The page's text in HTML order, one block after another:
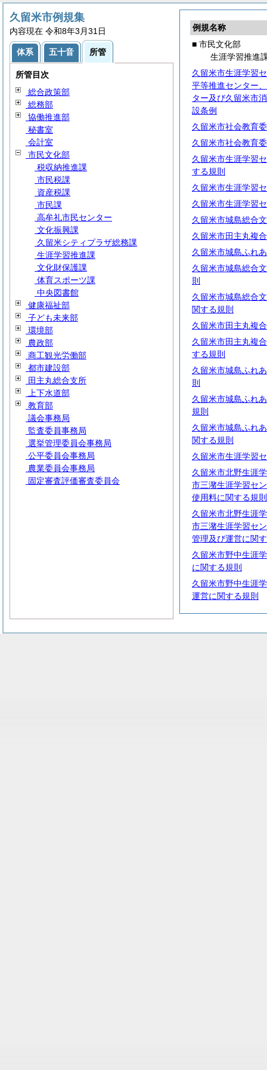
例規名称
■ 市民文化部
生涯学習推進
久留米市生涯学習
平等推進センター
ター及び久留米市
設条例
久留米市社会教育
久留米市社会教育
久留米市生涯学習
する規則
久留米市生涯学習
久留米市生涯学習
久留米市城島総合
久留米市田主丸複
久留米市城島ふれ
久留米市城島総合
則
久留米市城島総合
関する規則
久留米市田主丸複
久留米市田主丸複
する規則
久留米市城島ふれ
則
久留米市城島ふれ
規則
久留米市城島ふれ
関する規則
久留米市生涯学習
久留米市北野生涯
市三潴生涯学習セ
使用料に関する規則
久留米市北野生涯
市三潴生涯学習セ
管理及び運営に関
久留米市野中生涯
に関する規則
久留米市野中生涯
運営に関する規則
久留米市例規集
内容現在 令和8年3月31日
体系 五十音 所管
所管目次
総合政策部
総務部
協働推進部
秘書室
会計室
市民文化部
税収納推進課
市民税課
資産税課
市民課
高牟礼市民センター
文化振興課
久留米シティプラザ総務課
生涯学習推進課
文化財保護課
体育スポーツ課
中央図書館
健康福祉部
子ども未来部
環境部
農政部
商工観光労働部
都市建設部
田主丸総合支所
上下水道部
教育部
議会事務局
監査委員事務局
選挙管理委員会事務局
公平委員会事務局
農業委員会事務局
固定審査評価審査委員会